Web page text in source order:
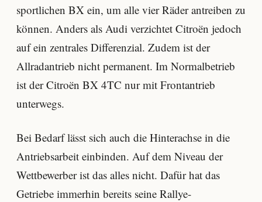
sportlichen BX ein, um alle vier Räder antreiben zu
können. Anders als Audi verzichtet Citroën jedoch
auf ein zentrales Differenzial. Zudem ist der
Allradantrieb nicht permanent. Im Normalbetrieb
ist der Citroën BX 4TC nur mit Frontantrieb
unterwegs.
Bei Bedarf lässt sich auch die Hinterachse in die
Antriebsarbeit einbinden. Auf dem Niveau der
Wettbewerber ist das alles nicht. Dafür hat das
Getriebe immerhin bereits seine Rallye-